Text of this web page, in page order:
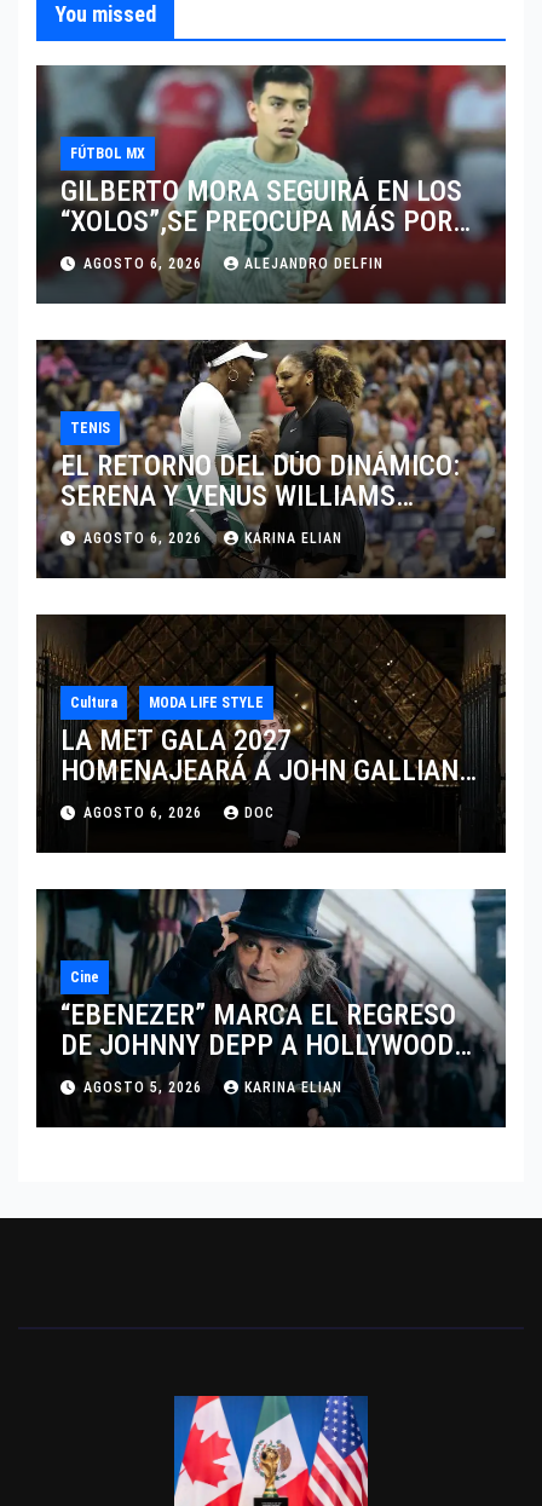
You missed
FÚTBOL MX
GILBERTO MORA SEGUIRÁ EN LOS
“XOLOS”,SE PREOCUPA MÁS POR
JUGAR EN SU EQUIPO.
AGOSTO 6, 2026 ALEJANDRO DELFIN
TENIS
EL RETORNO DEL DÚO DINÁMICO:
SERENA Y VENUS WILLIAMS
DISPUTARÁN LOS DOBLES EN
CINCINNATI 2026
AGOSTO 6, 2026 KARINA ELIAN
Cultura MODA LIFE STYLE
LA MET GALA 2027
HOMENAJEARÁ A JOHN GALLIANO
MARCANDO EL REGRESO DEL REY
DEL DRAMATISMO
AGOSTO 6, 2026 DOC
Cine
“EBENEZER” MARCA EL REGRESO
DE JOHNNY DEPP A HOLLYWOOD
TRAS SU PASO POR EL CINE
INDEPENDIENTE EUROPEO
AGOSTO 5, 2026 KARINA ELIAN